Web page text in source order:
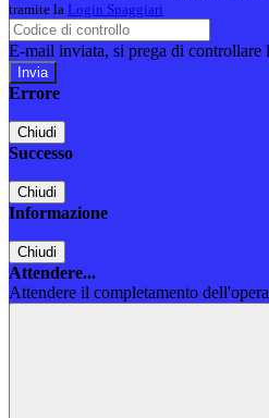
tramite la Login Spaggiari
E-mail inviata, si prega di controllare
Errore
Chiudi
Successo
Chiudi
Informazione
Chiudi
Attendere...
Attendere il completamento